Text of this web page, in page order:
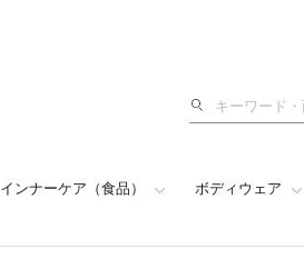
検
インナーケア（食品） ボディウェア